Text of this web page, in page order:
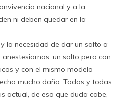
nacional y a la
ni deben quedar en la
la necesidad de dar un salto a
un salto pero con
y con el mismo modelo
mucho daño. Todos y todas
actual, de eso que duda cabe,